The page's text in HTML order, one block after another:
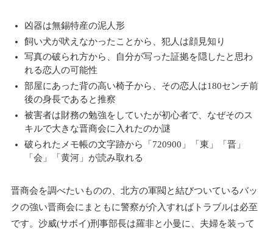
凶器は無錫特産の泥人形
飼い犬が吠えなかったことから、犯人は顔見知り
写真の破られ方から、自分が写った証拠を隠したと思わ
れる恋人の可能性
部屋にあった背の高い椅子から、その恋人は180センチ前
後の身長であると推察
被害者は財務の勉強をしていたが初心者で、なぜそのス
キルで大きな晋商会に入れたのか謎
破られたメモ帳の文字跡から「720900」「東」「晋」
「会」「黄河」が読み取れる
晋商会を調べたいものの、北方の軍閥と結びついているバッ
クの強い晋商会にまともに警察が介入すればトラブルは必至
です。沙威(サボイ)刑事部長は羅非と小曼に、夫婦を装って